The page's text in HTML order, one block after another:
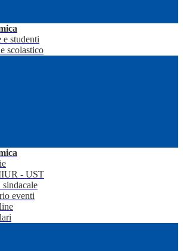
e studenti
scolastico
- UST
sindacale
eventi